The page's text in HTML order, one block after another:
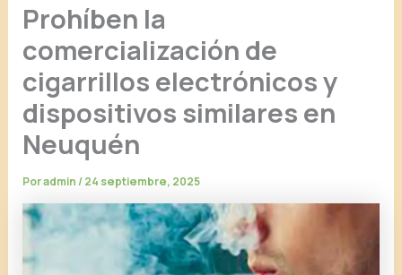
Prohíben la
comercialización de
cigarrillos electrónicos y
dispositivos similares en
Neuquén
Poradmin/24 septiembre, 2025